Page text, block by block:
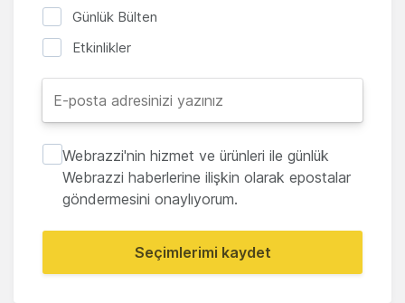
Günlük Bülten
Etkinlikler
Webrazzi'nin hizmet ve ürünleri ile günlük
Webrazzi haberlerine ilişkin olarak epostalar
göndermesini onaylıyorum.
Seçimlerimi kaydet